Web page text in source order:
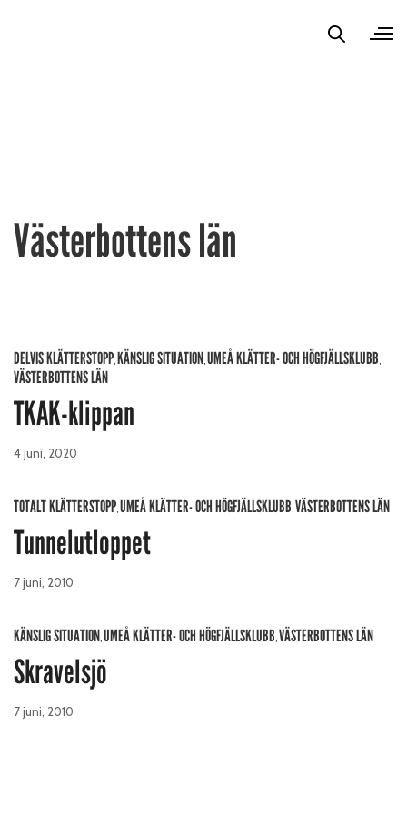
Västerbottens län
DELVIS KLÄTTERSTOPPKÄNSLIG SITUATIONUMEÅ KLÄTTER- OCH HÖGFJÄLLSKLUBB
VÄSTERBOTTENS LÄN
TKAK-klippan
4 juni, 2020
TOTALT KLÄTTERSTOPPUMEÅ KLÄTTER- OCH HÖGFJÄLLSKLUBB VÄSTERBOTTENS LÄN
Tunnelutloppet
7 juni, 2010
KÄNSLIG SITUATIONUMEÅ KLÄTTER- OCH HÖGFJÄLLSKLUBB VÄSTERBOTTENS LÄN
Skravelsjö
7 juni, 2010